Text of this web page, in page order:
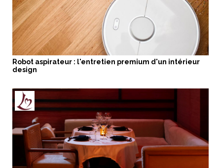
Robot aspirateur : l'entretien premium d'un intérieur
design